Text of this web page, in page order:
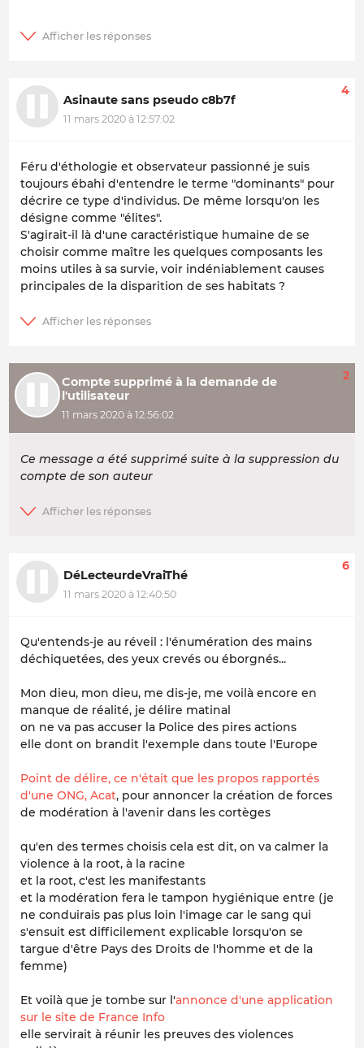
Asinaute sans pseudo c8b7f
11 mars 2020 à 12:57:02
4
Féru d'éthologie et observateur passionné je suis
toujours ébahi d'entendre le terme "dominants" pour
décrire ce type d'individus. De même lorsqu'on les
désigne comme "élites".
S'agirait-il là d'une caractéristique humaine de se
choisir comme maître les quelques composants les
moins utiles à sa survie, voir indéniablement causes
principales de la disparition de ses habitats ?
Compte supprimé à la demande de
l'utilisateur
11 mars 2020 à 12:56:02
2
Ce message a été supprimé suite à la suppression du
compte de son auteur
DéLecteurdeVraiThé
11 mars 2020 à 12:40:50
6
Qu'entends-je au réveil : l'énumération des mains
déchiquetées, des yeux crevés ou éborgnés...
Mon dieu, mon dieu, me dis-je, me voilà encore en
manque de réalité, je délire matinal
on ne va pas accuser la Police des pires actions
elle dont on brandit l'exemple dans toute l'Europe
Point de délire, ce n'était que les propos rapportés
d'une ONG, Acat, pour annoncer la création de forces
de modération à l'avenir dans les cortèges
qu'en des termes choisis cela est dit, on va calmer la
violence à la root, à la racine
et la root, c'est les manifestants
et la modération fera le tampon hygiénique entre (je
ne conduirais pas plus loin l'image car le sang qui
s'ensuit est difficilement explicable lorsqu'on se
targue d'être Pays des Droits de l'homme et de la
femme)
Et voilà que je tombe sur l'annonce d'une application
sur le site de France Info
elle servirait à réunir les preuves des violences